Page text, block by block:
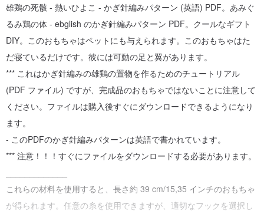
雄鶏の死骸 - 熱いひよこ - かぎ針編みパターン (英語) PDF。あみぐ
るみ鶏の体 - ebglish のかぎ針編みパターン PDF。クールなギフト
DIY。このおもちゃはペットにも与えられます。このおもちゃはた
だ寝ているだけです。彼には可動の足と翼があります。
*** これはかぎ針編みの雄鶏の置物を作るためのチュートリアル
(PDF ファイル) ですが、完成品のおもちゃではないことに注意して
ください。ファイルは購入後すぐにダウンロードできるようになり
ます。
- このPDFのかぎ針編みパターンは英語で書かれています。
*** 注意！！！すぐにファイルをダウンロードする必要があります。
これらの材料を使用すると、長さ約 39 cm/15,35 インチのおもちゃ
が得られます。任意の糸を使用できますが、適切なフックを選択し